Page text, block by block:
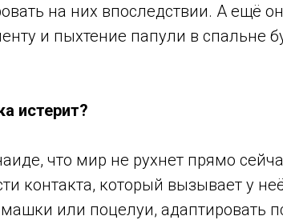
на них впоследствии. А ещё
и пыхтение папули в спальне
истерит?
что мир не рухнет прямо
контакта, который вызывает у
или поцелуи, адаптировать